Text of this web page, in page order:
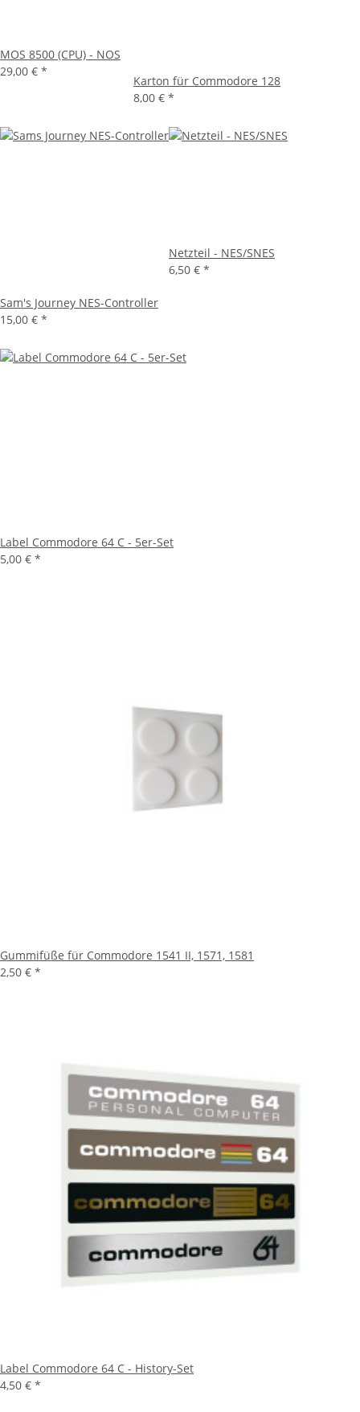
MOS 8500 (CPU) - NOS
29,00 € *
Karton für Commodore 128
8,00 € *
Sam's Journey NES-Controller
15,00 € *
Netzteil - NES/SNES
6,50 € *
Label Commodore 64 C - 5er-Set
5,00 € *
Gummifüße für Commodore 1541 II, 1571, 1581
2,50 € *
Label Commodore 64 C - History-Set
4,50 € *